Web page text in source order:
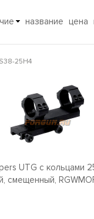
название цена
25H4
UTG с кольцами
смещенный,